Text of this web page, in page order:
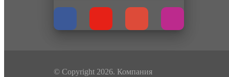
© Copyright 2026. Компания